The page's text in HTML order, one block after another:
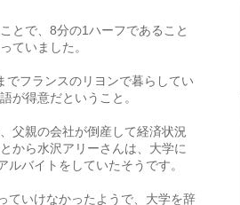
とで、8分の1ハーフであること
ていました。
でフランスのリヨンで暮らしてい
が得意だということ。
父親の会社が倒産して経済状況
から水沢アリーさんは、大学に
バイトをしていたそうです。
ていけなかったようで、大学を辞